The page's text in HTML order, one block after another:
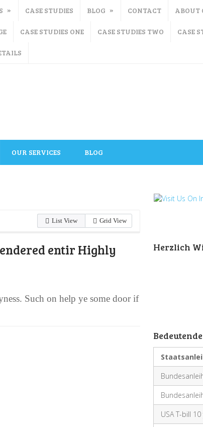
CASE STUDIES BLOG CONTACT ABOUT
CASE STUDIES ONE CASE STUDIES TWO CASE
OUR SERVICES BLOG
List View Grid View
entir Highly
Such on help ye some door if
Herzlich
USA T-bill